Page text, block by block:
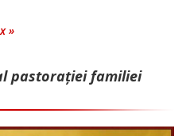
»
pastorației familiei